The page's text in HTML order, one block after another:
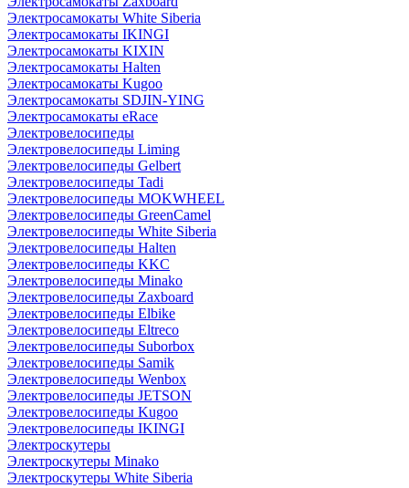
Электросамокаты White Siberia
Электросамокаты IKINGI
Электросамокаты KIXIN
Электросамокаты Halten
Электросамокаты Kugoo
Электросамокаты SDJIN-YING
Электросамокаты eRace
Электровелосипеды
Электровелосипеды Liming
Электровелосипеды Gelbert
Электровелосипеды Tadi
Электровелосипеды MOKWHEEL
Электровелосипеды GreenCamel
Электровелосипеды White Siberia
Электровелосипеды Halten
Электровелосипеды KKC
Электровелосипеды Minako
Электровелосипеды Zaxboard
Электровелосипеды Elbike
Электровелосипеды Eltreco
Электровелосипеды Suborbox
Электровелосипеды Samik
Электровелосипеды Wenbox
Электровелосипеды JETSON
Электровелосипеды Kugoo
Электровелосипеды IKINGI
Электроскутеры
Электроскутеры Minako
Электроскутеры White Siberia